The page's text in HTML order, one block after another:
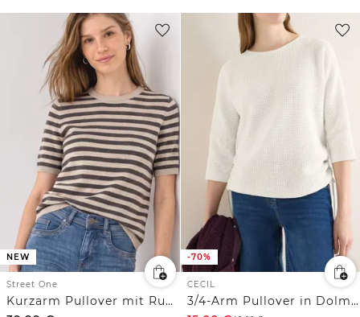
NEW
Street One
Kurzarm Pullover mit Rundhals und Streifen
-70%
CECIL
3/4-Arm Pullover in Dolman Passform